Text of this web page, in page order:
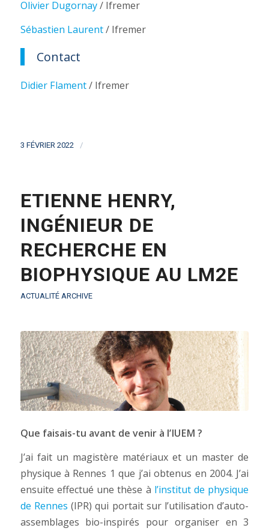
Olivier Dugornay/ Ifremer
Sébastien Laurent/ Ifremer
Contact
Didier Flament/ Ifremer
3 FÉVRIER 2022 /
ETIENNE HENRY,
INGÉNIEUR DE
RECHERCHE EN
BIOPHYSIQUE AU LM2E
ACTUALITÉ ARCHIVE
Que faisais-tu avant de venir à l’IUEM ?
J’ai fait un magistère matériaux et un master de
physique à Rennes 1 que j’ai obtenus en 2004. J’ai
ensuite effectué une thèse à l’institut de physique
de Rennes (IPR) qui portait sur l’utilisation d’auto-
assemblages bio-inspirés pour organiser en 3